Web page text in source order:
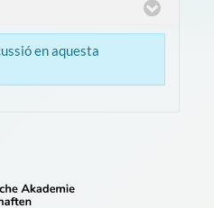
en aquesta